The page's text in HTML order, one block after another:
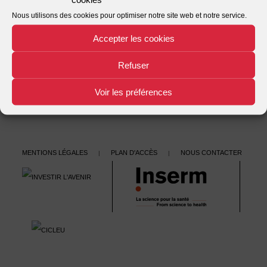
Nous utilisons des cookies pour optimiser notre site web et notre service.
Accepter les cookies
Refuser
Voir les préférences
Roynier, sous la direction d’Anne LaudeetDidier
Accédez à l’Ebook sur les professionnels de santé / tome 1 = la
notion de « profession de santé »
Mentions légales | Plan d'accès | Nous contacter